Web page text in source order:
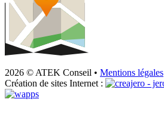
2026 © ATEK Conseil • Mentions légales
Création de sites Internet :